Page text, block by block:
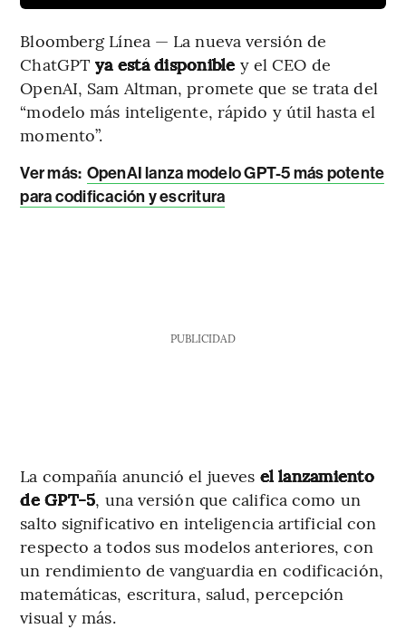
Bloomberg Línea — La nueva versión de
ChatGPTya está disponible y el CEO de
OpenAI, Sam Altman, promete que se trata del
“modelo más inteligente, rápido y útil hasta el
momento”.
Ver más: OpenAI lanza modelo GPT-5 más potente
para codificación y escritura
PUBLICIDAD
La compañía anunció el jueves el lanzamiento
de GPT-5, una versión que califica como un
salto significativo en inteligencia artificial con
respecto a todos sus modelos anteriores, con
un rendimiento de vanguardia en codificación,
matemáticas, escritura, salud, percepción
visual y más.